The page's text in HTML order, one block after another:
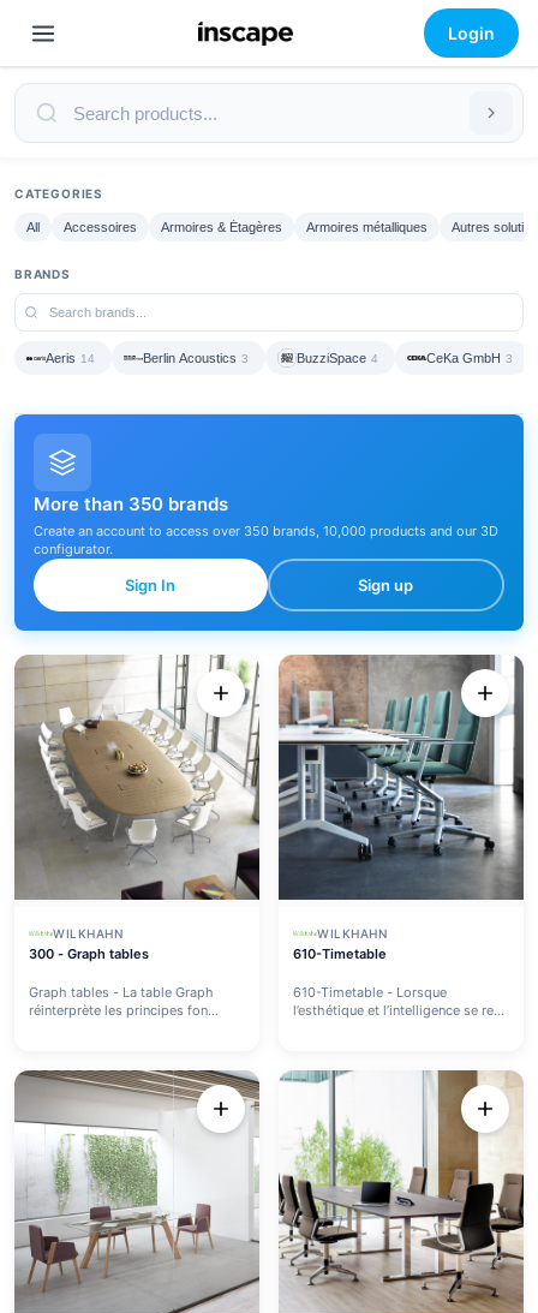
Login
CATEGORIES
All Accessoires Armoires & Étagères Armoires métalliques Autres
BRANDS
Aeris 14 Berlin Acoustics 3 BuzziSpace 4 CeKa GmbH 3
More than 350 brands
Create an account to access over 350 brands, 10,000 products and our 3D
configurator.
Sign In Sign up
WILKHAHN
300 - Graph tables
Graph tables - La table Graph
réinterprète les principes fon...
WILKHAHN
610-Timetable
610-Timetable - Lorsque
l’esthétique et l’intelligence se re...